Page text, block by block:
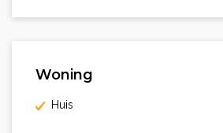
Woning
Huis